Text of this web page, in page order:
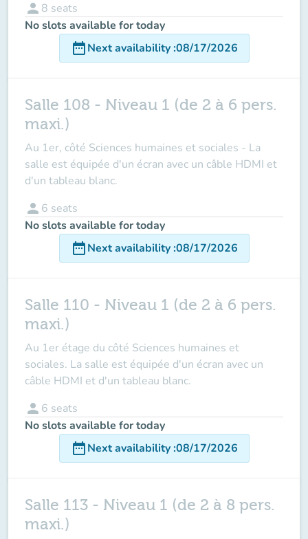
person 8 seats
No slots available for today
date_rangeNext availability:08/17/2026
Salle 108 - Niveau 1 (de 2 à 6 pers.
maxi.)
Au 1er, côté Sciences humaines et sociales - La
salle est équipée d'un écran avec un câble HDMI et
d'un tableau blanc.
person 6 seats
No slots available for today
date_rangeNext availability:08/17/2026
Salle 110 - Niveau 1 (de 2 à 6 pers.
maxi.)
Au 1er étage du côté Sciences humaines et
sociales. La salle est équipée d'un écran avec un
câble HDMI et d'un tableau blanc.
person 6 seats
No slots available for today
date_rangeNext availability:08/17/2026
Salle 113 - Niveau 1 (de 2 à 8 pers.
maxi.)